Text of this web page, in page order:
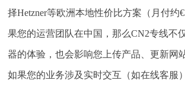
择Hetzner等欧洲本地性价比方案（月付约
果您的运营团队在中国，那么CN2专线不
器的体验，也会影响您上传产品、更新网
如果您的业务涉及实时交互（如在线客服